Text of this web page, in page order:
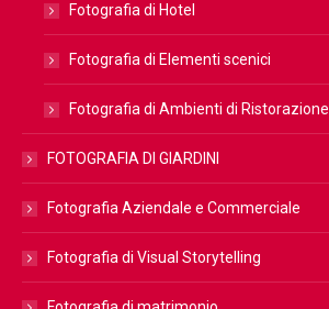
Fotografia di Hotel
Fotografia di Elementi scenici
Fotografia di Ambienti di Ristorazione
FOTOGRAFIA DI GIARDINI
Fotografia Aziendale e Commerciale
Fotografia di Visual Storytelling